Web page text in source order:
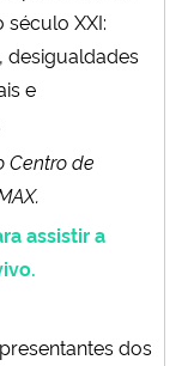
século XXI:
desigualdades
e
Centro de
assistir a
dos